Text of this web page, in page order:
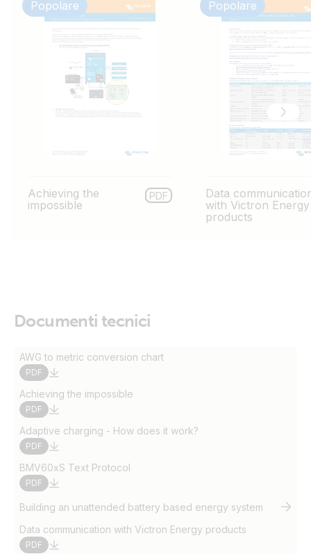
Popolare
Achieving the
impossible
PDF
Popolare
Data
with Victron Energy
products
Documenti tecnici
AWG to metric conversion chart
PDF
Achieving the impossible
PDF
Adaptive charging - How does it work?
PDF
BMV60xS Text Protocol
PDF
Building an unattended battery based energy system
Data communication with Victron Energy products
PDF